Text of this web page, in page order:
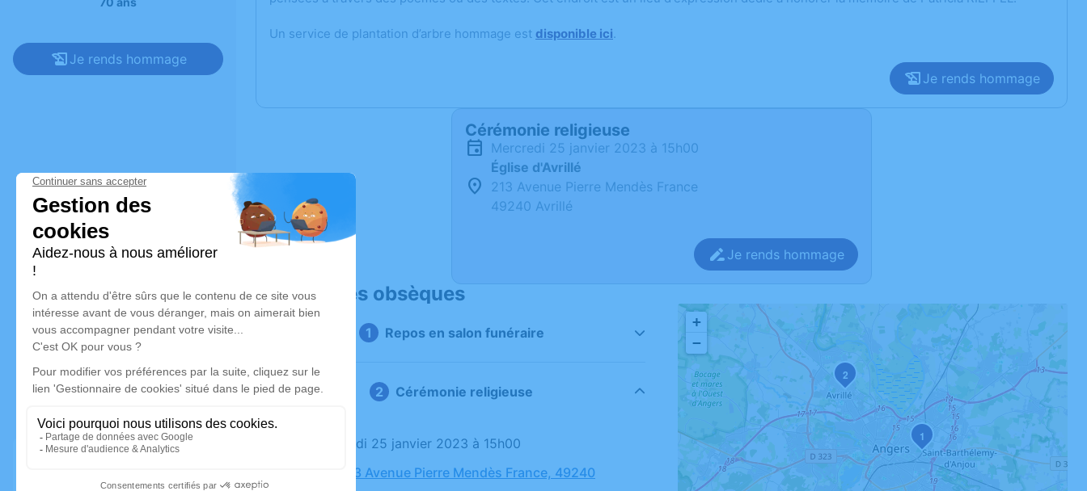
Je rends hommage
Un service de plantation d’arbre hommage est disponible ici.
Je rends hommage
Cérémonie religieuse
mercredi 25 janvier 2023 à 15h00
Église d'Avrillé
213 Avenue Pierre Mendès France
49240 Avrillé
Je rends hommage
Déroulé des obsèques
Repos en salon funéraire
Cérémonie religieuse
Le mercredi 25 janvier 2023 à 15h00
Église, 213 Avenue Pierre Mendès France, 49240
1
2
+
−